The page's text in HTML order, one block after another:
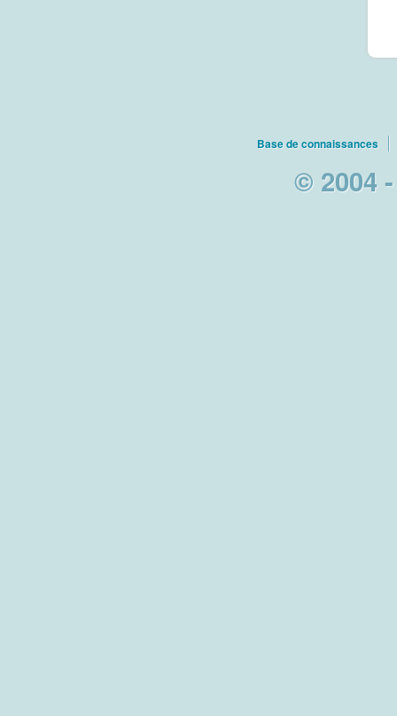
Base de connaissances
© 2004